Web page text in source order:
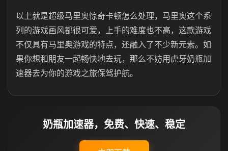
以上就是超级马里奥惊奇卡顿怎么处理，马里奥这个系
列的游戏画风都很可爱，上手的难度也不高，这款游戏
不仅具有马里奥游戏的特点，还融入了不少新元素。如
果你想和朋友一起畅快地去玩，那么不妨用虎牙奶瓶加
速器去为你的游戏之旅保驾护航。
奶瓶加速器，免费、快速、稳定